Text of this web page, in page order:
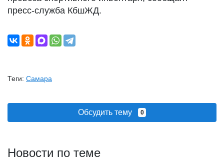
пресс-служба КбшЖД.
Теги: Самара
Обсудить тему 0
Новости по теме